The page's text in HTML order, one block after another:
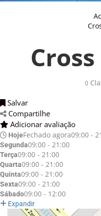
0
Salvar
Compartilhe
Adicionar avaliação
HojeFechado agora09:00 -
Segunda09:00 - 21:00
Terça09:00 - 21:00
Quarta09:00 - 21:00
Quinta09:00 - 21:00
Sexta09:00 - 21:00
Sábado09:00 - 12:00
Expandir